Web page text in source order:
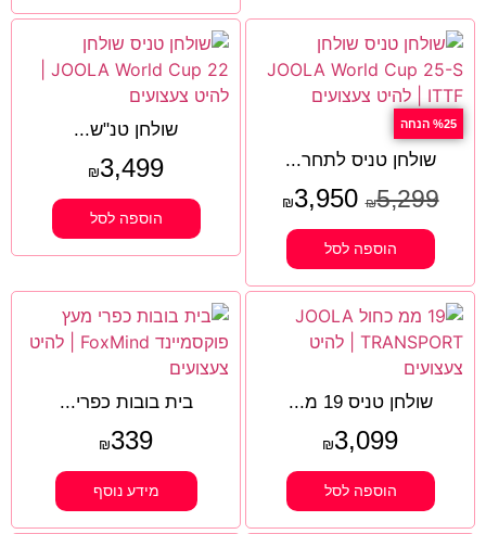
%25 הנחה
שולחן טניס לתחר...
₪5,299
₪3,950
הוספה לסל
שולחן טנ"ש...
₪3,499
הוספה לסל
שולחן טניס 19 מ...
₪3,099
הוספה לסל
בית בובות כפרי...
₪339
מידע נוסף